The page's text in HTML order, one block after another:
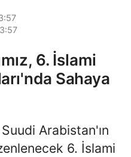
6. İslami
Sahaya
Suudi Arabistan'ın
6. İslami